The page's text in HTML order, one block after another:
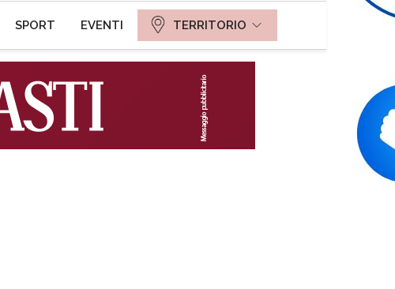
SPORT EVENTI TERRITORIO